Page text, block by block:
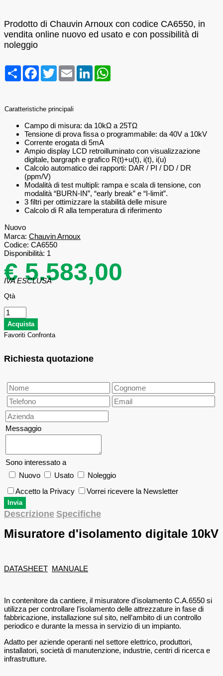
Prodotto di Chauvin Arnoux con codice CA6550, in
vendita online nuovo ed usato e con possibilità di
noleggio
CondividiFacebook
TwitterEmail LinkedIn
Caratteristiche principali
Campo di misura: da 10kΩ a 25TΩ
Tensione di prova fissa o programmabile: da 40V a 10kV
Corrente erogata di 5mA
Ampio display LCD retroilluminato con visualizzazione
digitale, bargraph e grafico R(t)+u(t), i(t), i(u)
Calcolo automatico dei rapporti: DAR / PI / DD / DR
(ppm/V)
Modalità di test multipli: rampa e scala di tensione, con
modalità “BURN-IN”, “early break” e “I-limit”.
3 filtri per ottimizzare la stabilità delle misure
Calcolo di R alla temperatura di riferimento
Nuovo
Marca: Chauvin Arnoux
Codice: CA6550
Disponibilità: 1
€ 5.583,00
IVA ESCLUSA
Qtà
Favoriti Confronta
Richiesta quotazione
Messaggio
Sono interessato a
Nuovo
Usato
Noleggio
Accetto la Privacy
Vorrei ricevere la Newsletter
Descrizione Specifiche
Misuratore d'isolamento digitale 10kV
DATASHEET MANUALE
In contenitore da cantiere, il misuratore d'isolamento C.A.6550 si
utilizza per controllare l’isolamento delle attrezzature in fase di
fabbricazione, installazione sul sito, nell’ambito di un controllo
periodico e durante la messa in servizio di un impianto.
Adatto per aziende operanti nel settore elettrico, produttori,
installatori, società di manutenzione, industrie, centri di ricerca e
infrastrutture.